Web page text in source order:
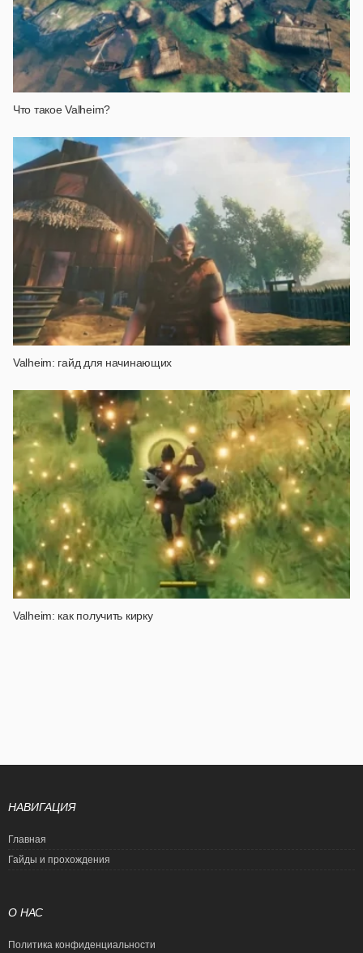
Что такое Valheim?
Valheim: гайд для начинающих
Valheim: как получить кирку
НАВИГАЦИЯ
Главная
Гайды и прохождения
О НАС
Политика конфиденциальности